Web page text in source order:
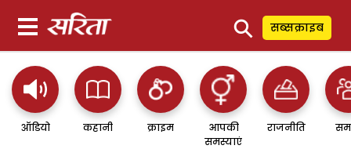
⚲ सब्सक्राइब
ऑडियो कहानी क्राइम
आपकी
समस्याएं
राजनीति